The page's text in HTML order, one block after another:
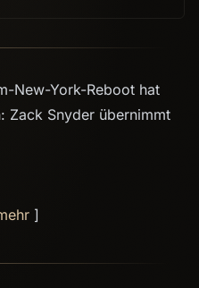
New-York-Reboot hat
Zack Snyder übernimmt
]